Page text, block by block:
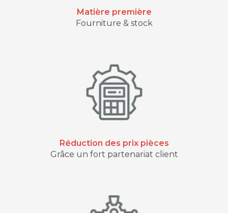
Matière première
Fourniture & stock
Réduction des prix pièces
Grâce un fort partenariat client